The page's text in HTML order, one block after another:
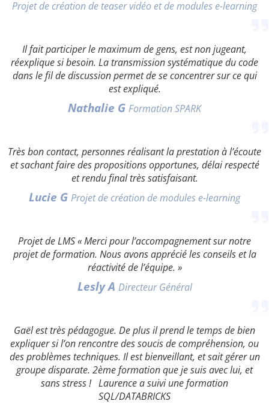
Projet de création de teaser vidéo et de modules e-learning
Il fait participer le maximum de gens, est non jugeant,
réexplique si besoin. La transmission systématique du code
dans le fil de discussion permet de se concentrer sur ce qui
est expliqué.
Nathalie G Formation SPARK
Très bon contact, personnes réalisant la prestation à l’écoute
et sachant faire des propositions opportunes, délai respecté
et rendu final très satisfaisant.
Lucie G Projet de création de modules e-learning
Projet de LMS « Merci pour l’accompagnement sur notre
projet de formation. Nous avons apprécié les conseils et la
réactivité de l’équipe. »
Lesly A Directeur Général
Gaël est très pédagogue. De plus il prend le temps de bien
expliquer si l’on rencontre des soucis de compréhension, ou
des problèmes techniques. Il est bienveillant, et sait gérer un
groupe disparate. 2ème formation que je suis avec lui, et
sans stress ! Laurence a suivi une formation
SQL/DATABRICKS